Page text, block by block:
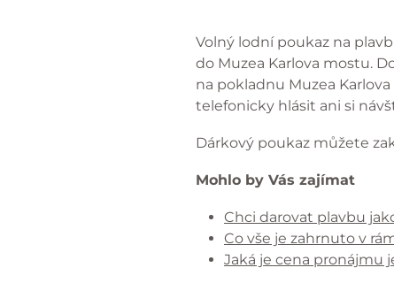
Volný lodní poukaz na
do Muzea Karlova mostu.
na pokladnu Muzea
telefonicky hlásit ani si
Dárkový poukaz můžete
Mohlo by Vás zajímat
Chci darovat plavbu
Co vše je zahrnuto v
Jaká je cena pronájmu